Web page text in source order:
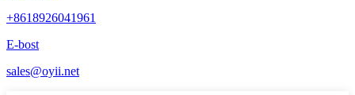
+8618926041961
E-bost
sales@oyii.net